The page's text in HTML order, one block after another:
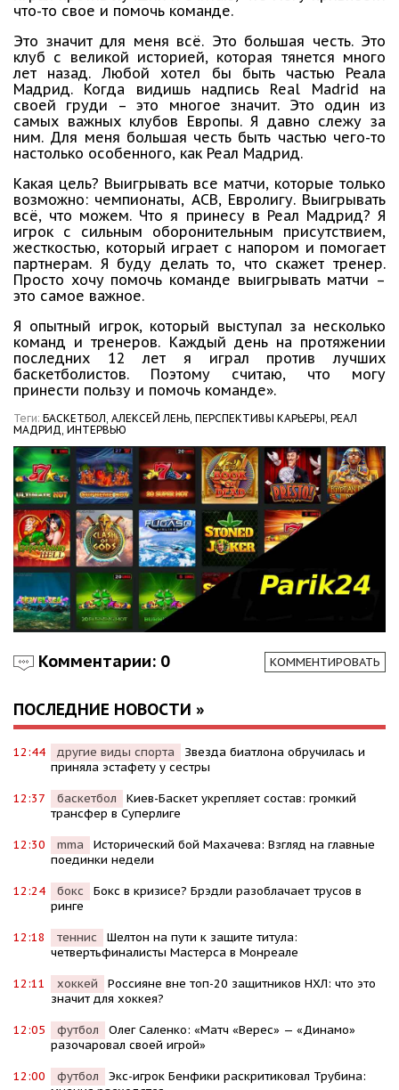
что-то свое и помочь команде.
Это значит для меня всё. Это большая честь. Это
клуб с великой историей, которая тянется много
лет назад. Любой хотел бы быть частью Реала
Мадрид. Когда видишь надпись Real Madrid на
своей груди – это многое значит. Это один из
самых важных клубов Европы. Я давно слежу за
ним. Для меня большая честь быть частью чего-то
настолько особенного, как Реал Мадрид.
Какая цель? Выигрывать все матчи, которые только
возможно: чемпионаты, ACB, Евролигу. Выигрывать
всё, что можем. Что я принесу в Реал Мадрид? Я
игрок с сильным оборонительным присутствием,
жесткостью, который играет с напором и помогает
партнерам. Я буду делать то, что скажет тренер.
Просто хочу помочь команде выигрывать матчи –
это самое важное.
Я опытный игрок, который выступал за несколько
команд и тренеров. Каждый день на протяжении
последних 12 лет я играл против лучших
баскетболистов. Поэтому считаю, что могу
принести пользу и помочь команде».
Теги: БАСКЕТБОЛ, АЛЕКСЕЙ ЛЕНЬ, ПЕРСПЕКТИВЫ КАРЬЕРЫ, РЕАЛ
МАДРИД, ИНТЕРВЬЮ
Комментарии: 0 КОММЕНТИРОВАТЬ
ПОСЛЕДНИЕ НОВОСТИ »
12:44 другие виды спорта
Звезда биатлона обручилась и
приняла эстафету у сестры
12:37 баскетбол
Киев-Баскет укрепляет состав: громкий
трансфер в Суперлиге
12:30 mma
Исторический бой Махачева: Взгляд на главные
поединки недели
12:24 бокс
Бокс в кризисе? Брэдли разоблачает трусов в
ринге
12:18 теннис
Шелтон на пути к защите титула:
четвертьфиналисты Мастерса в Монреале
12:11 хоккей
Россияне вне топ-20 защитников НХЛ: что это
значит для хоккея?
12:05 футбол
Олег Саленко: «Матч «Верес» — «Динамо»
разочаровал своей игрой»
12:00 футбол
Экс-игрок Бенфики раскритиковал Трубина: